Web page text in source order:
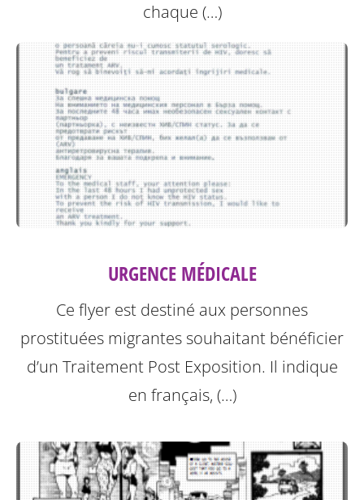
chaque (…)
URGENCE MÉDICALE
Ce flyer est destiné aux personnes
prostituées migrantes souhaitant bénéficier
d’un Traitement Post Exposition. Il indique
en français, (…)